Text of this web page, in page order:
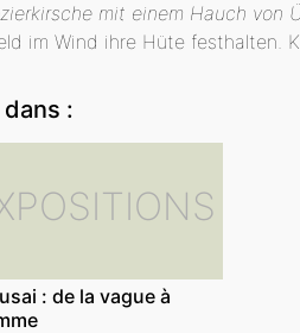
mit einem Hauch von
im Wind ihre Hüte festhalten.
:
: de la vague à